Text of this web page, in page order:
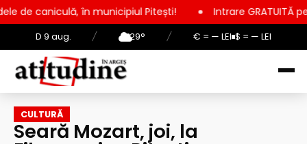
D 9 aug. / 29° / € = — LEI $ = — LEI
în municipiul Pitești! Intrare GRATUITĂ pentru copii,
CULTURĂ
Seară Mozart, joi, la